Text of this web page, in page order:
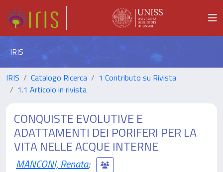
IRIS
IRIS Catalogo Ricerca
1 Contributo su Rivista
1.1 Articolo in rivista
CONQUISTE EVOLUTIVE E
ADATTAMENTI DEI PORIFERI PER LA
VITA NELLE ACQUE INTERNE
MANCONI, Renata;